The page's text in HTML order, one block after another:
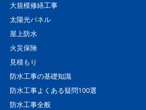
大規模修繕工事
太陽光パネル
屋上防水
火災保険
見積もり
防水工事の基礎知識
防水工事よくある疑問100選
防水工事全般